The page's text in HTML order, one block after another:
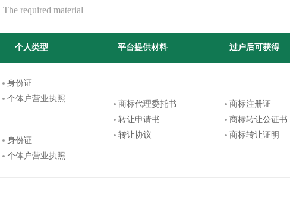
The required material
个人类型 平台提供材料 过户后可获得
身份证
个体户营业执照
商标代理委托书
转让申请书
转让协议
商标注册证
商标转让公证书
商标转让证明
身份证
个体户营业执照